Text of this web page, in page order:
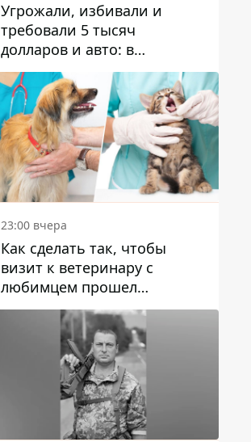
Угрожали, избивали и
требовали 5 тысяч
долларов и авто: в
Павлограде задержали двух
мужчин
23:00 вчера
Как сделать так, чтобы
визит к ветеринару с
любимцем прошел
спокойно: простые советы